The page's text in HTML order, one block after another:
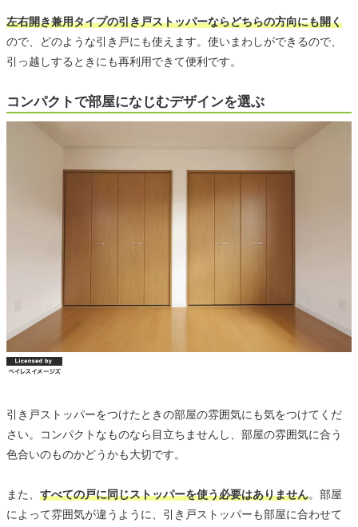
左右開き兼用タイプの引き戸ストッパーならどちらの方向にも開く
ので、どのような引き戸にも使えます。使いまわしができるので、
引っ越しするときにも再利用できて便利です。
コンパクトで部屋になじむデザインを選ぶ
引き戸ストッパーをつけたときの部屋の雰囲気にも気をつけてくだ
さい。コンパクトなものなら目立ちませんし、部屋の雰囲気に合う
色合いのものかどうかも大切です。
また、 すべての戸に同じストッパーを使う必要はありません。部屋
によって雰囲気が違うように、引き戸ストッパーも部屋に合わせて